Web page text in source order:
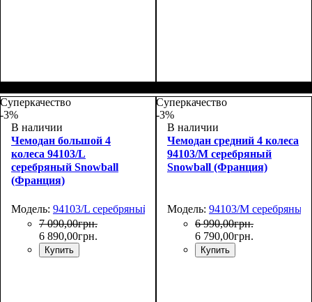
67х45х26
55х39х22
Суперкачество
-3%
В наличии
Чемодан большой 4
колеса 94103/L
серебряный Snowball
(Франция)
Модель: 94103/L серебряный
7 090,00грн.
6 890,00грн.
Купить
Суперкачество
-3%
В наличии
Чемодан средний 4 колеса
94103/M серебряный
Snowball (Франция)
Модель: 94103/M серебряный
6 990,00грн.
6 790,00грн.
Купить